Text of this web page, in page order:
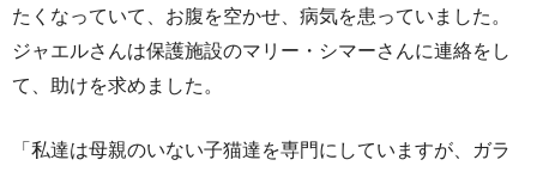
たくなっていて、お腹を空かせ、病気を患っていました。
ジャエルさんは保護施設のマリー・シマーさんに連絡をし
て、助けを求めました。
「私達は母親のいない子猫達を専門にしていますが、ガラ